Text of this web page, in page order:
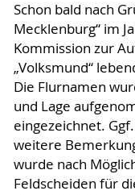
Schon bald nach
Mecklenburg“ im
Kommission zur
„Volksmund“
Die Flurnamen
und Lage
eingezeichnet.
weitere
wurde nach
Feldscheiden für